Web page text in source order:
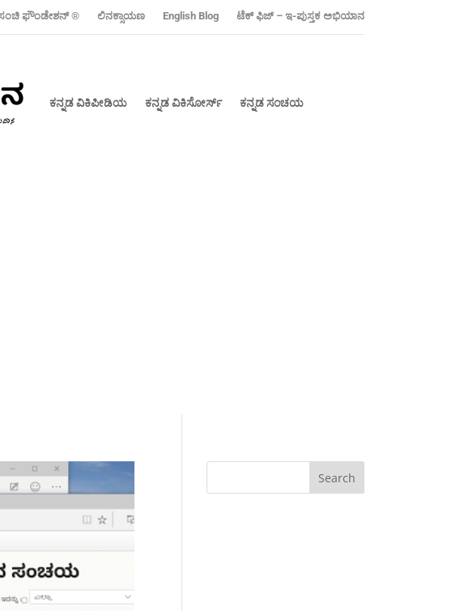
ಫೌಂಡೇಶನ್ ‍® ಲಿನಕ್ಸಾಯಣ ‍English Blog ಟೆಕ್ ಫಿಜ್ – ಇ-ಪುಸ್ತಕ ಅಭಿಯಾನ
ಕನ್ನಡ ವಿಕಿಪೀಡಿಯ ಕನ್ನಡ ವಿಕಿಸೋರ್ಸ್ ಕನ್ನಡ ಸಂಚಯ